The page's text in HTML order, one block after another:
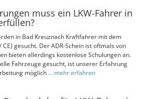
muss ein LKW-Fahrer in
in Bad Kreuznach Kraftfahrer mit dem
gesucht. Der ADR-Schein ist oftmals von
bieten allerdings kostenlose Schulungen an.
Fahrzeuge gesucht, ist unserer Erfahrung
möglich ... mehr erfahren